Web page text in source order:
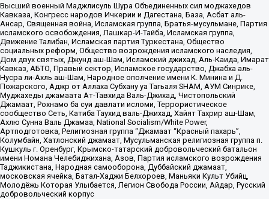
Высший военный Маджлисуль Шура Объединенных сил моджахедов
Кавказа, Конгресс народов Ичкерии и Дагестана, База, Асбат аль-
Ансар, Священная война, Исламская группа, Братья-мусульмане, Партия
исламского освобождения, Лашкар-И-Тайба, Исламская группа,
Движение Талибан, Исламская партия Туркестана, Общество
социальных реформ, Общество возрождения исламского наследия,
Дом двух святых, Джунд аш-Шам, Исламский джихад, Аль-Каида, Имарат
Кавказ, АБТО, Правый сектор, Исламское государство, Джабха аль-
Нусра ли-Ахль аш-Шам, Народное ополчение имени К. Минина и Д.
Пожарского, Аджр от Аллаха Субхану уа Тагьаля SHAM, АУМ Синрике,
Муджахеды джамаата Ат-Тавхида Валь-Джихад, Чистопольский
Джамаат, Рохнамо ба суи давлати исломи, Террористическое
сообщество Сеть, Катиба Таухид валь-Джихад, Хайят Тахрир аш-Шам,
Ахлю Сунна Валь Джамаа, National Socialism/White Power,
Артподготовка, Религиозная группа “Джамаат “Красный пахарь”,
Колумбайн, Хатлонский джамаат, Мусульманская религиозная группа п.
Кушкуль г. Оренбург, Крымско-татарский добровольческий батальон
имени Номана Челебиджихана, Азов, Партия исламского возрождения
Таджикистана, Народная самооборона, Дуббайский джамаат,
московская ячейка, Батал-Хаджи Белхороев, Маньяки Культ Убийц,
Молодёжь Которая Улыбается, Легион Свобода России, Айдар, Русский
добровольческий корпус